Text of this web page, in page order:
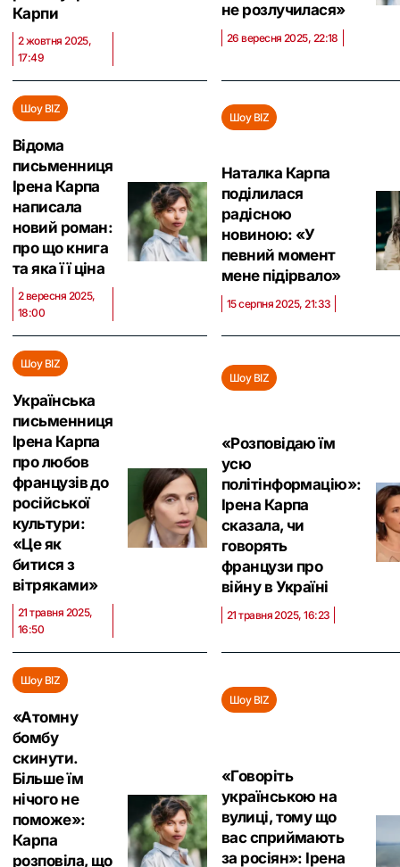
Карпи
2 жовтня 2025,
17:49
не розлучилася‎»
26 вересня 2025, 22:18
Шоу BIZ
Відома
письменниця
Ірена Карпа
написала
новий роман:
про що книга
та яка її ціна
2 вересня 2025,
18:00
Шоу BIZ
Наталка Карпа
поділилася
радісною
новиною: «У
певний момент
мене підірвало»
15 серпня 2025, 21:33
Шоу BIZ
Українська
письменниця
Ірена Карпа
про любов
французів до
російської
культури:
«Це як
битися з
вітряками»
21 травня 2025,
16:50
Шоу BIZ
«Розповідаю їм
усю
політінформацію»:
Ірена Карпа
сказала, чи
говорять
французи про
війну в Україні
21 травня 2025, 16:23
Шоу BIZ
«Атомну
бомбу
скинути.
Більше їм
нічого не
поможе»:
Карпа
розповіла, що
Шоу BIZ
«Говоріть
українською на
вулиці, тому що
вас сприймають
за росіян»: Ірена